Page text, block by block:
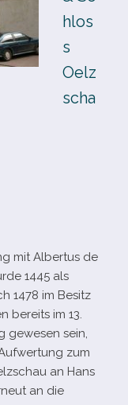
hlos
s
Oelz
scha
mit Albertus de
1445 als
1478 im Besitz
bereits im 13.
gewe­sen sein,
zum
an Hans
an die